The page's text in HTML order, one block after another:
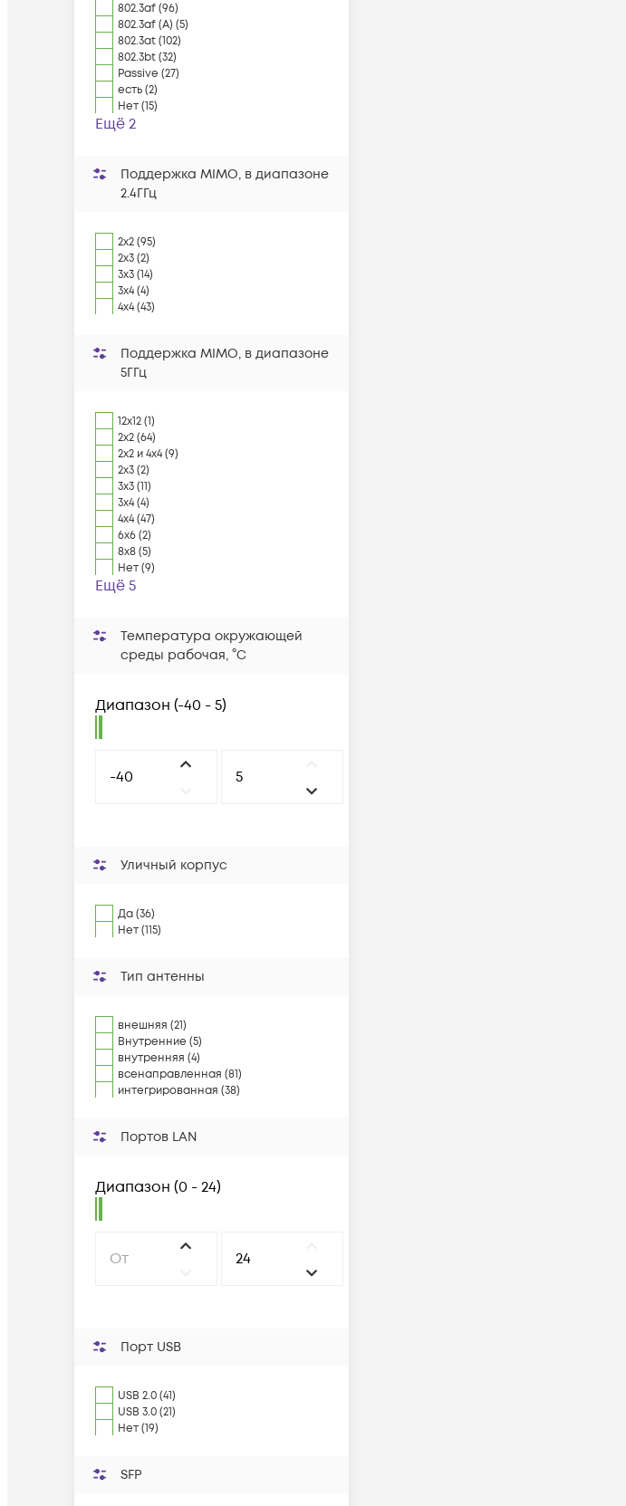
802.3af (96)
802.3af (A) (5)
802.3at (102)
802.3bt (32)
Passive (27)
есть (2)
Нет (15)
Ещё 2
Поддержка MIMO, в диапазоне
2.4ГГц
2x2 (95)
2x3 (2)
3x3 (14)
3x4 (4)
4x4 (43)
Поддержка MIMO, в диапазоне
5ГГц
12x12 (1)
2x2 (64)
2x2 и 4x4 (9)
2x3 (2)
3x3 (11)
3x4 (4)
4x4 (47)
6x6 (2)
8x8 (5)
Нет (9)
Ещё 5
Температура окружающей
среды рабочая, °C
Диапазон (-40 - 5)
Уличный корпус
Да (36)
Нет (115)
Тип антенны
внешняя (21)
Внутренние (5)
внутренняя (4)
всенаправленная (81)
интегрированная (38)
Портов LAN
Диапазон (0 - 24)
Порт USB
USB 2.0 (41)
USB 3.0 (21)
Нет (19)
SFP